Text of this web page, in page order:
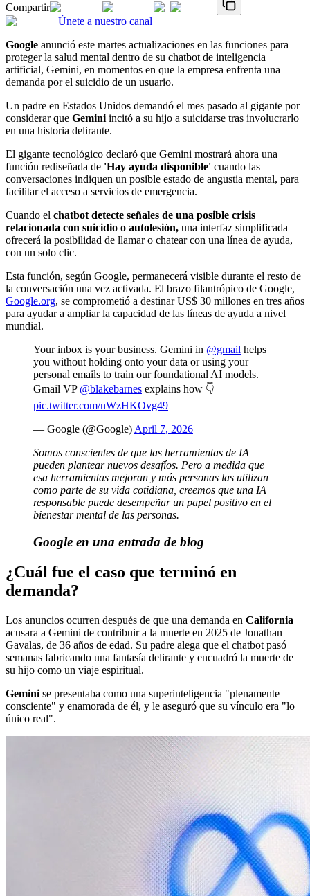
Compartir
Únete a nuestro canal
Google anunció este martes actualizaciones en las funciones para
proteger la salud mental dentro de su chatbot de inteligencia
artificial, Gemini, en momentos en que la empresa enfrenta una
demanda por el suicidio de un usuario.
Un padre en Estados Unidos demandó el mes pasado al gigante por
considerar que Gemini incitó a su hijo a suicidarse tras involucrarlo
en una historia delirante.
El gigante tecnológico declaró que Gemini mostrará ahora una
función rediseñada de 'Hay ayuda disponible' cuando las
conversaciones indiquen un posible estado de angustia mental, para
facilitar el acceso a servicios de emergencia.
Cuando el chatbot detecte señales de una posible crisis
relacionada con suicidio o autolesión, una interfaz simplificada
ofrecerá la posibilidad de llamar o chatear con una línea de ayuda,
con un solo clic.
Esta función, según Google, permanecerá visible durante el resto de
la conversación una vez activada. El brazo filantrópico de Google,
Google.org, se comprometió a destinar US$ 30 millones en tres años
para ayudar a ampliar la capacidad de las líneas de ayuda a nivel
mundial.
Your inbox is your business. Gemini in @gmail helps
you without holding onto your data or using your
personal emails to train our foundational AI models.
Gmail VP @blakebarnes explains how 👇
pic.twitter.com/nWzHKOvg49
— Google (@Google) April 7, 2026
Somos conscientes de que las herramientas de IA
pueden plantear nuevos desafíos. Pero a medida que
esa herramientas mejoran y más personas las utilizan
como parte de su vida cotidiana, creemos que una IA
responsable puede desempeñar un papel positivo en el
bienestar mental de las personas.
Google en una entrada de blog
¿Cuál fue el caso que terminó en
demanda?
Los anuncios ocurren después de que una demanda en California
acusara a Gemini de contribuir a la muerte en 2025 de Jonathan
Gavalas, de 36 años de edad. Su padre alega que el chatbot pasó
semanas fabricando una fantasía delirante y encuadró la muerte de
su hijo como un viaje espiritual.
Gemini se presentaba como una superinteligencia "plenamente
consciente" y enamorada de él, y le aseguró que su vínculo era "lo
único real".